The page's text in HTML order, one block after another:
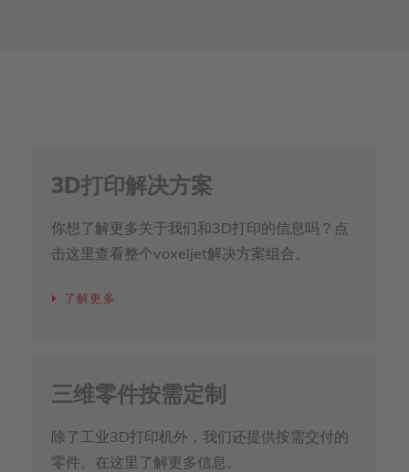
3D打印解决方案
你想了解更多关于我们和3D打印的信息吗？点
击这里查看整个voxeljet解决方案组合。
了解更多
三维零件按需定制
除了工业3D打印机外，我们还提供按需交付的
零件。在这里了解更多信息。